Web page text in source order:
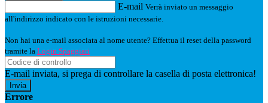
E-mail Verrà inviato un messaggio
all'indirizzo indicato con le istruzioni necessarie.
Non hai una e-mail associata al nome utente? Effettua il reset della password
tramite la Login Spaggiari
E-mail inviata, si prega di controllare la casella di posta elettronica!
Errore